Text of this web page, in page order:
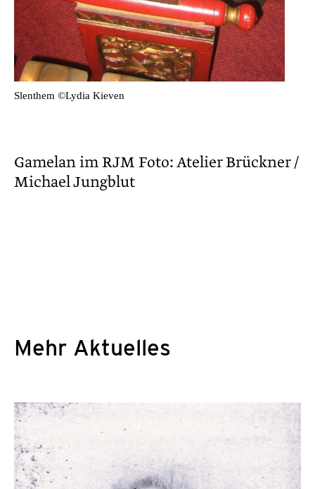
Slenthem ©Lydia Kieven
Gamelan im RJM Foto: Atelier Brückner /
Michael Jungblut
Mehr Aktuelles